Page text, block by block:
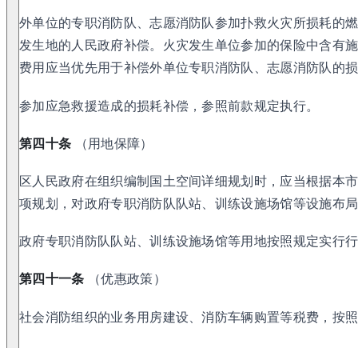
外单位的专职消防队、志愿消防队参加扑救火灾所损耗的
发生地的人民政府补偿。火灾发生单位参加的保险中含有
费用应当优先用于补偿外单位专职消防队、志愿消防队的
参加应急救援造成的损耗补偿，参照前款规定执行。
第四十条 （用地保障）
区人民政府在组织编制国土空间详细规划时，应当根据本
项规划，对政府专职消防队队站、训练设施场馆等设施布
政府专职消防队队站、训练设施场馆等用地按照规定实行
第四十一条 （优惠政策）
社会消防组织的业务用房建设、消防车辆购置等税费，按